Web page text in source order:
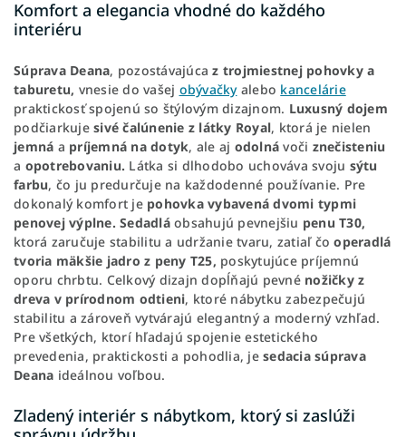
Komfort a elegancia vhodné do každého
interiéru
Súprava Deana, pozostávajúcaz trojmiestnej pohovky a
taburetu, vnesie do vašej obývačkyalebo kancelárie
praktickosť spojenú so štýlovým dizajnom. Luxusný dojem
podčiarkuje sivé čalúnenie z látky Royal, ktorá je nielen
jemná a príjemná na dotyk, ale aj odolná voči znečisteniu
a opotrebovaniu. Látka si dlhodobo uchováva svoju sýtu
farbu, čo ju predurčuje na každodenné používanie. Pre
dokonalý komfort je pohovka vybavená dvomi typmi
penovej výplne. Sedadláobsahujú pevnejšiu penu T30,
ktorá zaručuje stabilitu a udržanie tvaru, zatiaľ čooperadlá
tvoria mäkšie jadro z peny T25, poskytujúce príjemnú
oporu chrbtu. Celkový dizajn dopĺňajú pevnénožičky z
dreva v prírodnom odtieni, ktoré nábytku zabezpečujú
stabilitu a zároveň vytvárajú elegantný a moderný vzhľad.
Pre všetkých, ktorí hľadajú spojenie estetického
prevedenia, praktickosti a pohodlia, jesedacia súprava
Deana ideálnou voľbou.
Zladený interiér s nábytkom, ktorý si zaslúži